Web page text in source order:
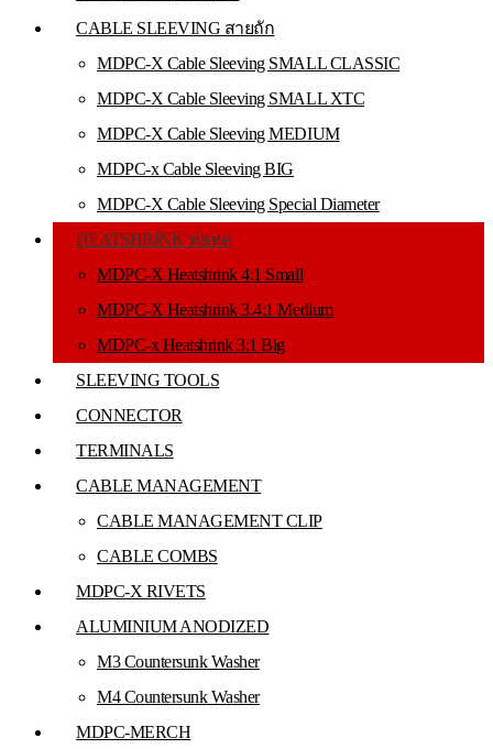
CABLE SLEEVING สายถัก
MDPC-X Cable Sleeving SMALL CLASSIC
MDPC-X Cable Sleeving SMALL XTC
MDPC-X Cable Sleeving MEDIUM
MDPC-x Cable Sleeving BIG
MDPC-X Cable Sleeving Special Diameter
HEATSHRINK ท่อหด
MDPC-X Heatshrink 4:1 Small
MDPC-X Heatshrink 3.4:1 Medium
MDPC-x Heatshrink 3:1 Big
SLEEVING TOOLS
CONNECTOR
TERMINALS
CABLE MANAGEMENT
CABLE MANAGEMENT CLIP
CABLE COMBS
MDPC-X RIVETS
ALUMINIUM ANODIZED
M3 Countersunk Washer
M4 Countersunk Washer
MDPC-MERCH